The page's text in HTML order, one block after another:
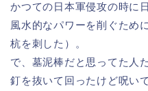
かつての日本軍侵攻の時に
風水的なパワーを削ぐため
杭を刺した）。
で、墓泥棒だと思ってた人
釘を抜いて回ったけど呪い